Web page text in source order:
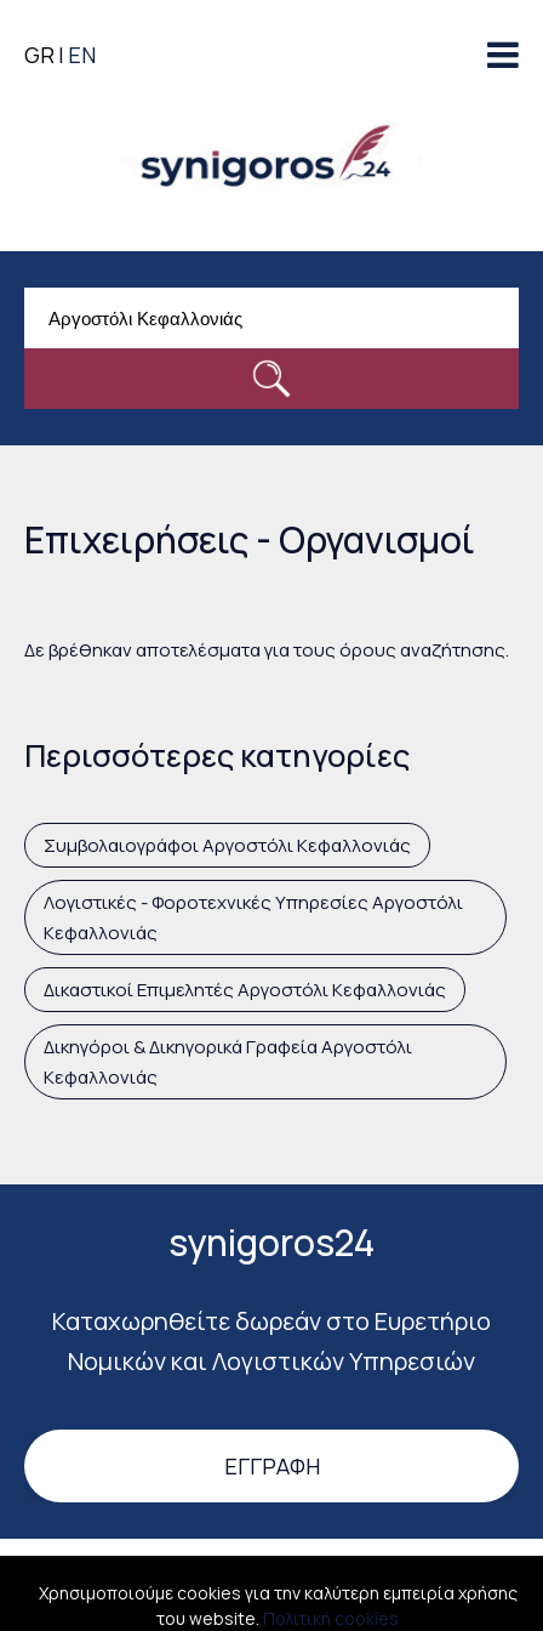
GR EN
Επιχειρήσεις - Οργανισμοί
Δε βρέθηκαν αποτελέσματα για τους όρους αναζήτησης.
Περισσότερες κατηγορίες
Συμβολαιογράφοι Αργοστόλι Κεφαλλονιάς
Λογιστικές - Φοροτεχνικές Υπηρεσίες Αργοστόλι
Κεφαλλονιάς
Δικαστικοί Επιμελητές Αργοστόλι Κεφαλλονιάς
Δικηγόροι & Δικηγορικά Γραφεία Αργοστόλι
Κεφαλλονιάς
synigoros24
Καταχωρηθείτε δωρεάν στο Ευρετήριο
Νομικών και Λογιστικών Υπηρεσιών
ΕΓΓΡΑΦΉ
Σύνδεση Σχετικά Όροι χρήσης
Επικοινωνία
Χρησιμοποιούμε cookies για την καλύτερη εμπειρία χρήσης
του website. Πολιτική cookies